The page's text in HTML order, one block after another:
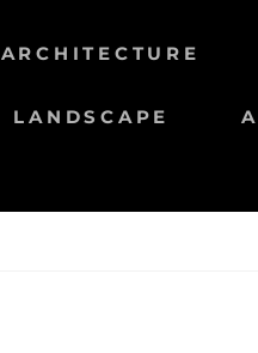
ARCHITECTURE
LANDSCAPE